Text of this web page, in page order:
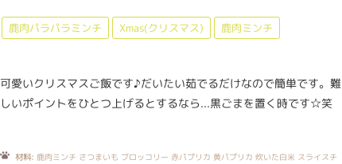
鹿肉パラパラミンチ Xmas(クリスマス) 鹿肉ミンチ
可愛いクリスマスご飯です♪だいたい茹でるだけなので簡単です。難
しいポイントをひとつ上げるとするなら...黒ごまを置く時です☆笑
材料: 鹿肉ミンチ さつまいも ブロッコリー 赤パプリカ 黄パプリカ 炊いた白米 スライスチ